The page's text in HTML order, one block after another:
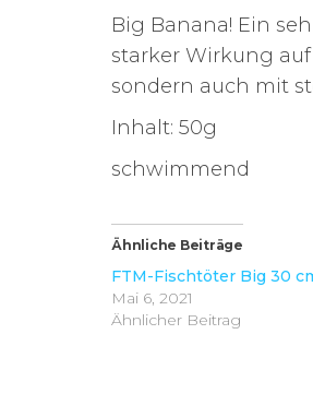
Big Banana! Ein
starker Wirkung
sondern auch mit
Inhalt: 50g
schwimmend
Ähnliche Beiträge
FTM-Fischtöter Big 30
Mai 6, 2021
Ähnlicher Beitrag